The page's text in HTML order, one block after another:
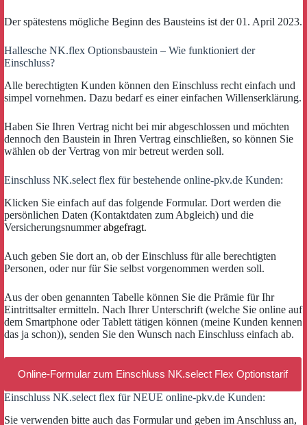
Der spätestens mögliche Beginn des Bausteins ist der 01. April 2023.
Hallesche NK.flex Optionsbaustein – Wie funktioniert der
Einschluss?
Alle berechtigten Kunden können den Einschluss recht einfach und
simpel vornehmen. Dazu bedarf es einer einfachen Willenserklärung.
Haben Sie Ihren Vertrag nicht bei mir abgeschlossen und möchten
dennoch den Baustein in Ihren Vertrag einschließen, so können Sie
wählen ob der Vertrag von mir betreut werden soll.
Einschluss NK.select flex für bestehende online-pkv.de Kunden:
Klicken Sie einfach auf das folgende Formular. Dort werden die
persönlichen Daten (Kontaktdaten zum Abgleich) und die
Versicherungsnummerabgefragt.
Auch geben Sie dort an, ob der Einschluss für alle berechtigten
Personen, oder nur für Sie selbst vorgenommen werden soll.
Aus der oben genannten Tabelle können Sie die Prämie für Ihr
Eintrittsalter ermitteln. Nach Ihrer Unterschrift (welche Sie online auf
dem Smartphone oder Tablett tätigen können (meine Kunden kennen
das ja schon)), senden Sie den Wunsch nach Einschluss einfach ab.
Online-Formular zum Einschluss NK.select Flex Optionstarif
Einschluss NK.select flex für NEUE online-pkv.de Kunden:
Sie verwenden bitte auch das Formular und geben im Anschluss an,